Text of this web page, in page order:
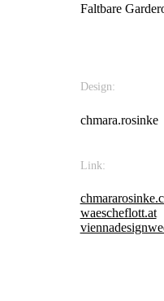
Faltbare
Design:
chmara.rosinke
Link:
waescheflott.at